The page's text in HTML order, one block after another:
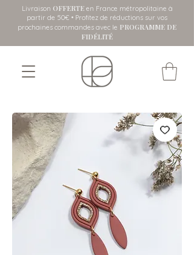
Livraison OFFERTEen France métropolitaine à
partir de 50€ • Profitez de réductions sur vos
prochaines commandes avec le PROGRAMME DE
FIDÉLITÉ